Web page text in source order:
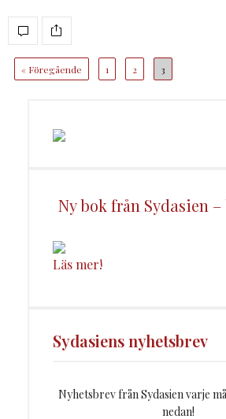
« Föregående 1 2 3
Ny bok från Sydasien
Läs mer!
Sydasiens nyhetsbrev
Nyhetsbrev från Sydasien varje
nedan!